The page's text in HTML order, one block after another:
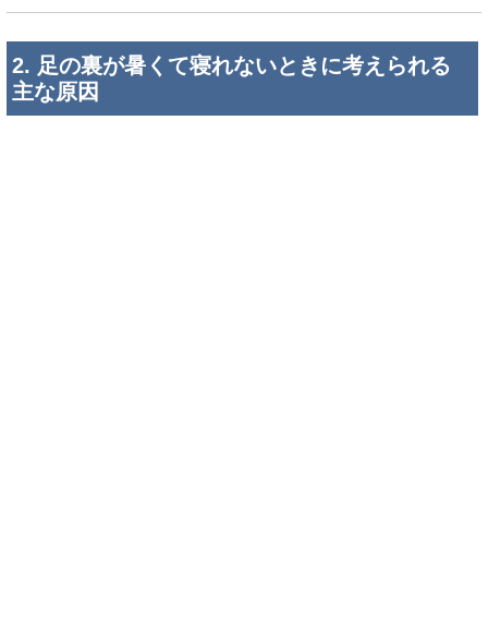
2. 足の裏が暑くて寝れないときに考えられる
主な原因